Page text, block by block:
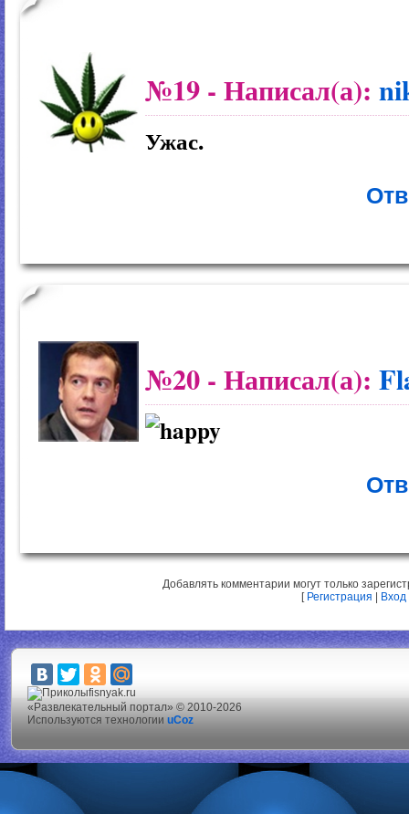
№19 - Написал(а):
Ужас.
№20 - Написал(а):
Добавлять комментарии могут только
[ Регистрация Вход
fisnyak.ru
«Развлекательный портал» © 2010-2026
Используются технологии uCoz